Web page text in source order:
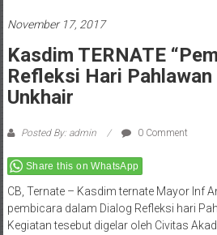
November 17, 2017
Kasdim TERNATE
Refleksi Hari Pahlawan
Unkhair
Posted By: admin 0 Comment
Share this on WhatsApp
CB, Ternate – Kasdim ternate Mayor Inf
pembicara dalam Dialog Refleksi hari
Kegiatan tesebut digelar oleh Civitas